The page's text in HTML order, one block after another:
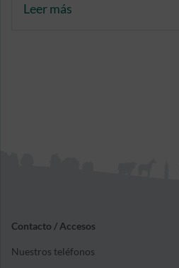
de un 35% respecto a
Leer más
Contacto / Accesos
Nuestros teléfonos